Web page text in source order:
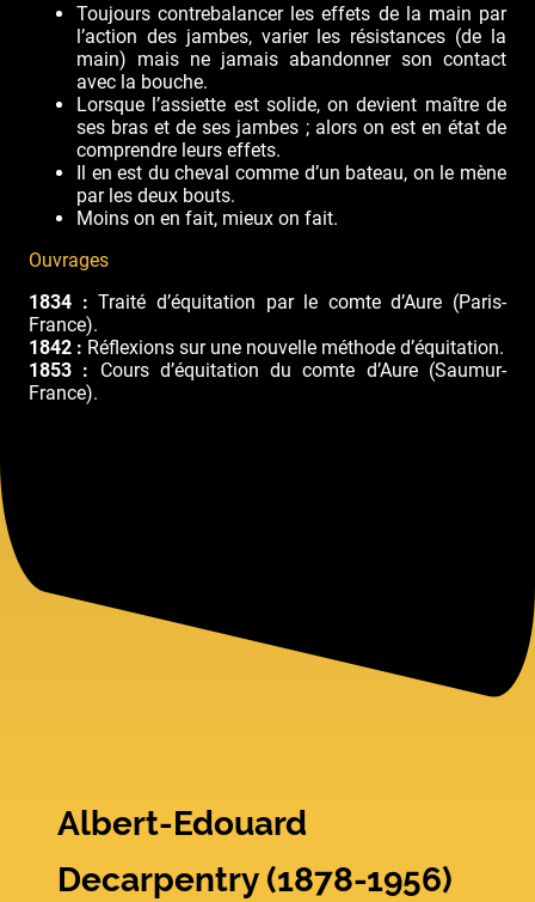
Toujours contrebalancer les effets de la main par
l’action des jambes, varier les résistances (de la
main) mais ne jamais abandonner son contact
avec la bouche.
Lorsque l’assiette est solide, on devient maître de
ses bras et de ses jambes ; alors on est en état de
comprendre leurs effets.
Il en est du cheval comme d’un bateau, on le mène
par les deux bouts.
Moins on en fait, mieux on fait.
Ouvrages
1834 : Traité d’équitation par le comte d’Aure (Paris-
France).
1842 : Réflexions sur une nouvelle méthode d’équitation.
1853 : Cours d’équitation du comte d’Aure (Saumur-
France).
Albert-Edouard
Decarpentry (1878-1956)